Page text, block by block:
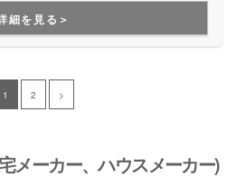
。さらには、多くの土地情報を持
メーカーの中でも特に土地情報に
のお客様も安心してお任せ出来ま
細を見る＞
1 2 >
メーカー、ハウスメーカー)